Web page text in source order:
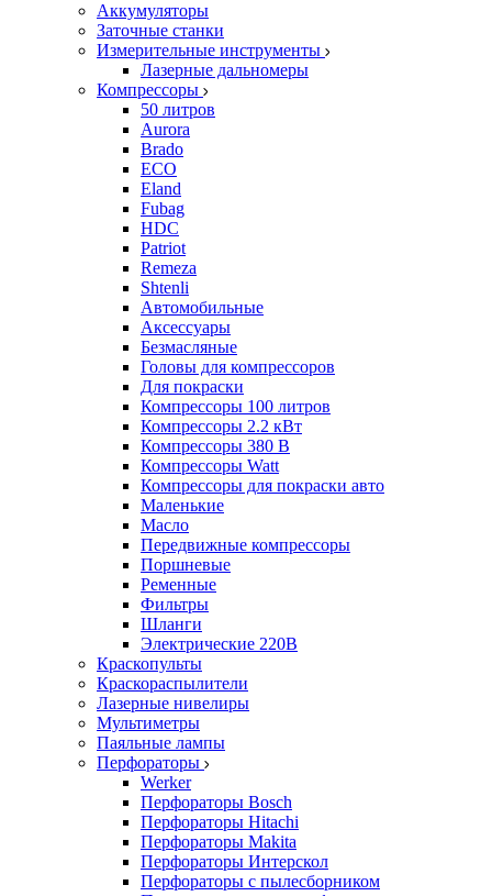
Аккумуляторы
Заточные станки
Измерительные инструменты
Лазерные дальномеры
Компрессоры
50 литров
Aurora
Brado
ECO
Eland
Fubag
HDC
Patriot
Remeza
Shtenli
Автомобильные
Аксессуары
Безмасляные
Головы для компрессоров
Для покраски
Компрессоры 100 литров
Компрессоры 2.2 кВт
Компрессоры 380 В
Компрессоры Watt
Компрессоры для покраски авто
Маленькие
Масло
Передвижные компрессоры
Поршневые
Ременные
Фильтры
Шланги
Электрические 220В
Краскопульты
Краскораспылители
Лазерные нивелиры
Мультиметры
Паяльные лампы
Перфораторы
Werker
Перфораторы Bosch
Перфораторы Hitachi
Перфораторы Makita
Перфораторы Интерскол
Перфораторы с пылесборником